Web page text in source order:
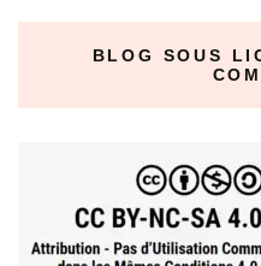
BLOG SOUS